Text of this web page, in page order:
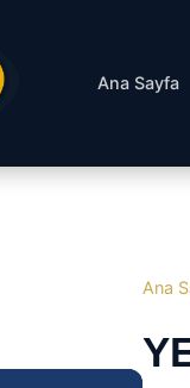
Ana Sayfa
Ana